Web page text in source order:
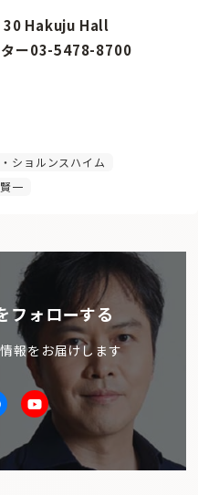
30 Hakuju Hall
ー03-5478-8700
ショルンスハイム
一
フォローする
報をお届けします
Youtube